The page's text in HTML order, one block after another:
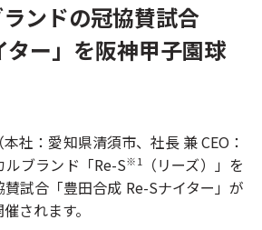
ンドの冠協賛試合
ター」を阪神甲子園球
社：愛知県清須市、社長 兼 CEO：
ブランド「Re-S※1（リーズ）」を
試合「豊田合成 Re-Sナイター」が
されます。